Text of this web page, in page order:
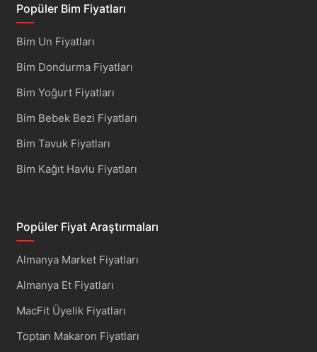
Popüler Bim Fiyatları
Bim Un Fiyatları
Bim Dondurma Fiyatları
Bim Yoğurt Fiyatları
Bim Bebek Bezi Fiyatları
Bim Tavuk Fiyatları
Bim Kağıt Havlu Fiyatları
Popüler Fiyat Araştırmaları
Almanya Market Fiyatları
Almanya Et Fiyatları
MacFit Üyelik Fiyatları
Toptan Makaron Fiyatları